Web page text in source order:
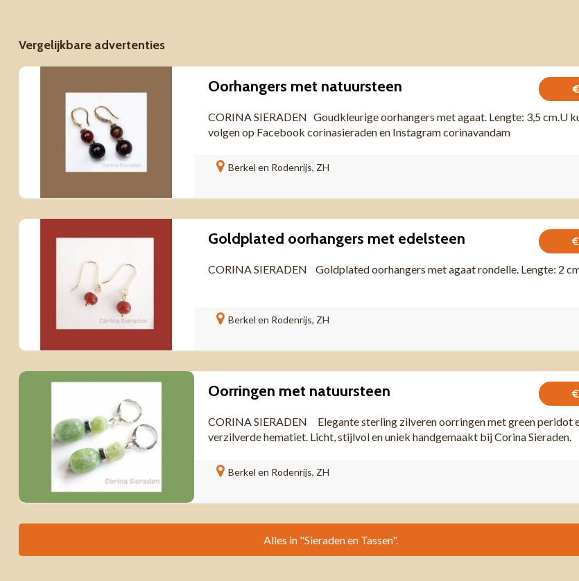
Vergelijkbare advertenties
Oorhangers met natuursteen
CORINA SIERADEN Goudkleurige oorhangers met agaat. Lengte: 3,5 cm.U
volgen op Facebook corinasieraden en Instagram corinavandam
Berkel en Rodenrijs, ZH
Goldplated oorhangers met edelsteen
CORINA SIERADEN Goldplated oorhangers met agaat rondelle. Lengte: 2
Berkel en Rodenrijs, ZH
Oorringen met natuursteen
CORINA SIERADEN Elegante sterling zilveren oorringen met green peridot
verzilverde hematiet. Licht, stijlvol en uniek handgemaakt bij Corina Sieraden.
Berkel en Rodenrijs, ZH
Alles in "Sieraden en Tassen".